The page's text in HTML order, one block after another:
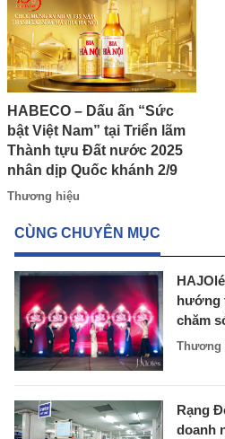
HABECO – Dấu ấn “Sức
bật Việt Nam” tại Triển lãm
Thành tựu Đất nước 2025
nhân dịp Quốc khánh 2/9
Thương hiệu
CÙNG CHUYÊN MỤC
hướng
chăm
Thương
Rạng
doanh